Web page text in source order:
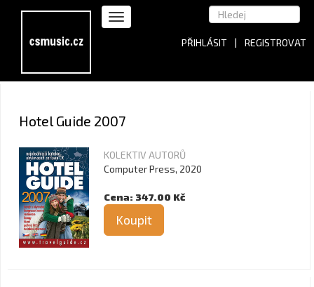
PŘIHLÁSIT | REGISTROVAT
Hotel Guide 2007
KOLEKTIV AUTORŮ
Computer Press, 2020
Cena: 347.00 Kč
Koupit